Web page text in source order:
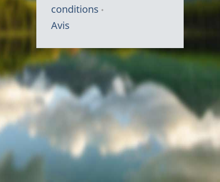
conditions
Avis
Symbole
du